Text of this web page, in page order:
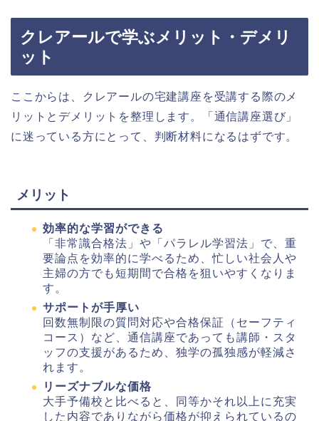
クレアールで学ぶメリット・デメリ
ット
ここからは、クレアールの宅建講座を受講する際のメ
リットとデメリットを整理します。「通信講座選び」
に迷っている方にとって、判断材料になるはずです。
メリット
効率的な学習ができる
「非常識合格法」や「パラレル学習法」で、重
要論点を効率的に学べるため、忙しい社会人や
主婦の方でも短期間で合格を狙いやすくなりま
す。
サポートが手厚い
回数無制限の質問対応や合格保証（セーフティ
コース）など、通信講座であっても講師・スタ
ッフの支援があるため、独学の孤独感が軽減さ
れます。
リーズナブルな価格
大手予備校と比べると、同等かそれ以上に充実
した内容でありながら価格が抑えられているの